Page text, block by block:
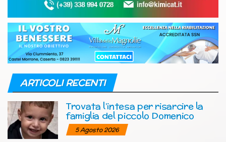
ARTICOLI RECENTI
Trovata l’intesa per risarcire la
famiglia del piccolo Domenico
5 Agosto 2026